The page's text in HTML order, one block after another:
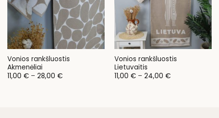
Vonios rankšluostis
Akmenėliai
11,00 € – 28,00 €Price
Vonios rankšluostis
Lietuvaitis
11,00 € – 24,00 €Price